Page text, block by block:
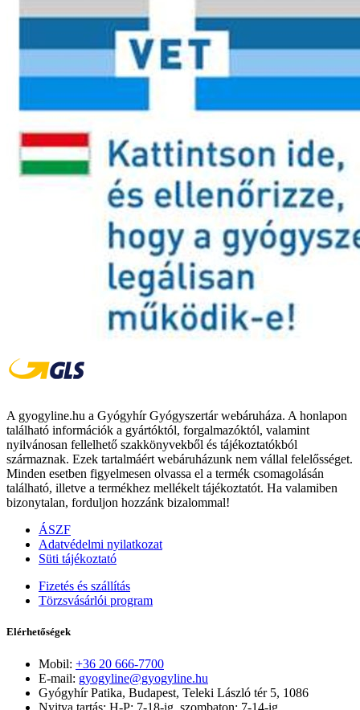
A gyogyline.hu a Gyógyhír Gyógyszertár webáruháza. A honlapon
található információk a gyártóktól, forgalmazóktól, valamint
nyilvánosan fellelhető szakkönyvekből és tájékoztatókból
származnak. Ezek tartalmáért webáruházunk nem vállal felelősséget.
Minden esetben figyelmesen olvassa el a termék csomagolásán
található, illetve a termékhez mellékelt tájékoztatót. Ha valamiben
bizonytalan, forduljon hozzánk bizalommal!
ÁSZF
Adatvédelmi nyilatkozat
Süti tájékoztató
Fizetés és szállítás
Törzsvásárlói program
Elérhetőségek
Mobil: +36 20 666-7700
E-mail: gyogyline@gyogyline.hu
Gyógyhír Patika, Budapest, Teleki László tér 5, 1086
Nyitva tartás: H-P: 7-18-ig, szombaton: 7-14-ig.